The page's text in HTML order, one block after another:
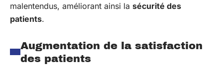
malentendus, améliorant ainsi la sécurité des
patients.
Augmentation de la satisfaction
des patients